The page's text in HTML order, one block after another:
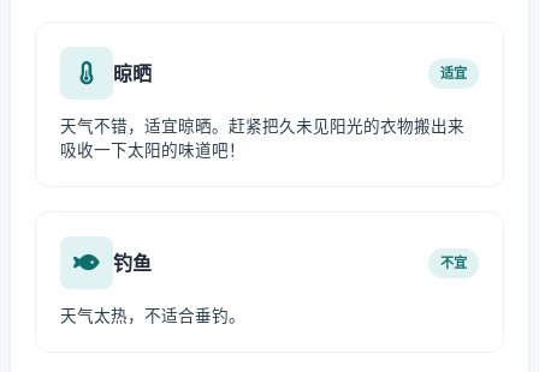
晾晒 适宜
天气不错，适宜晾晒。赶紧把久未见阳光的衣物搬出来
吸收一下太阳的味道吧！
钓鱼 不宜
天气太热，不适合垂钓。